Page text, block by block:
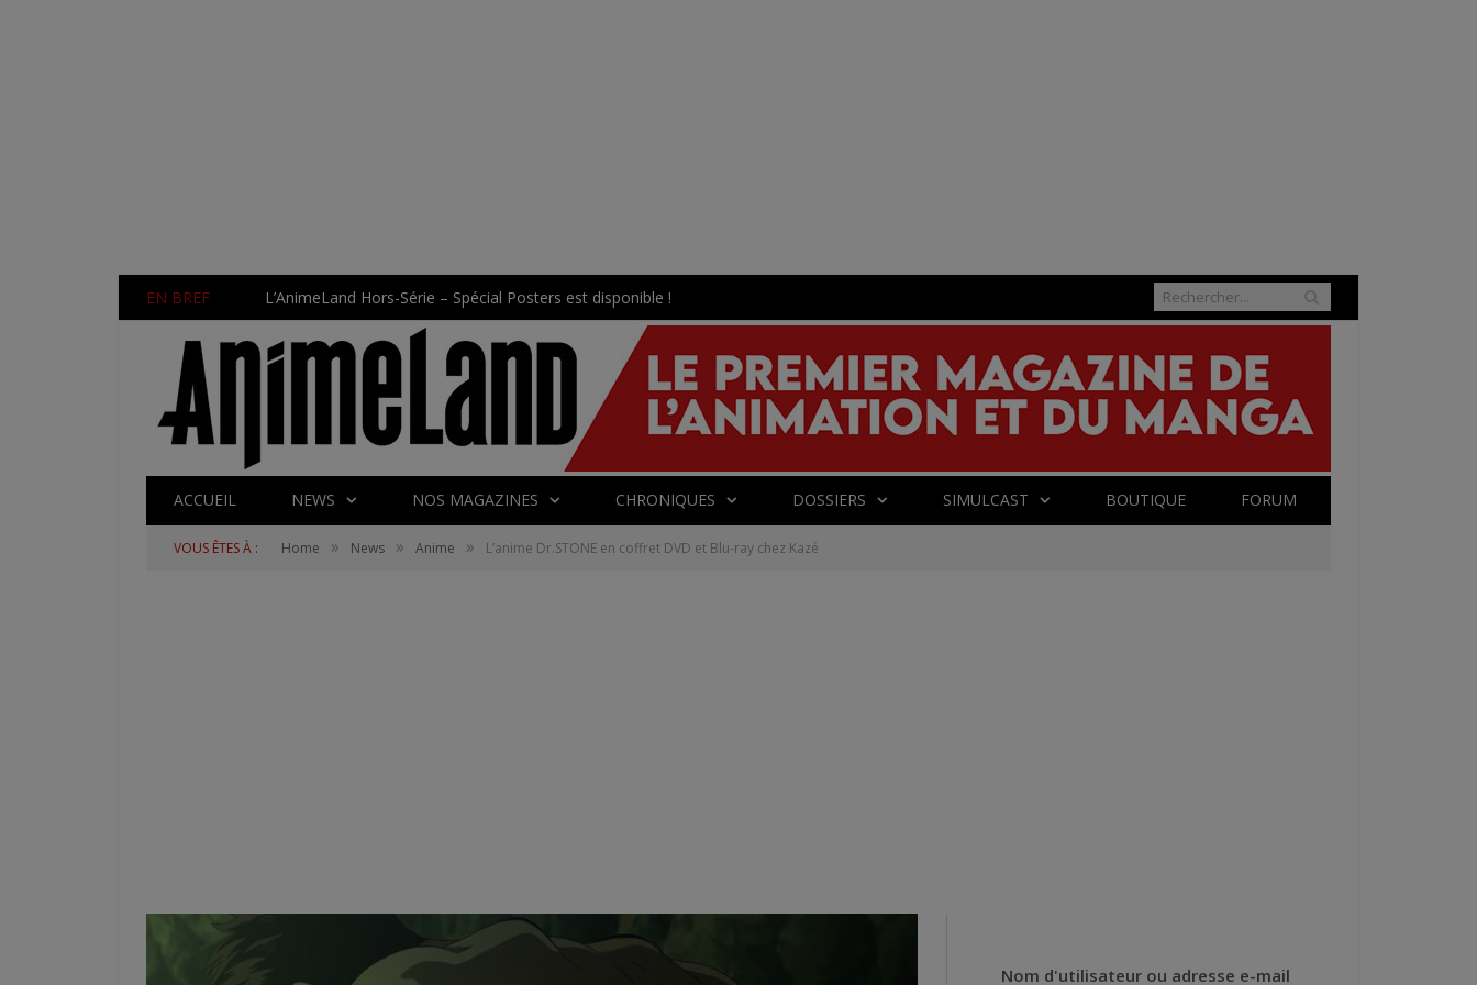
EN BREF L’AnimeLand Hors-Série – Spécial Posters est disponible !
ACCUEIL NEWS NOS MAGAZINES CHRONIQUES DOSSIERS SIMULCAST BOUTIQUE FORUM
VOUS ÊTES À : Home » News » Anime » L’anime Dr.STONE en coffret DVD et Blu-ray chez Kazé
Nom d'utilisateur ou adresse e-mail